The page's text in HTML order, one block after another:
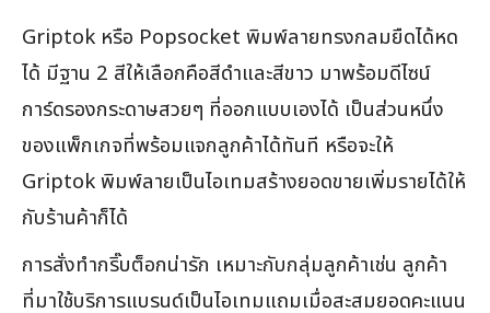
Griptok หรือ Popsocket พิมพ์ลายทรงกลมยืดได้หด
ได้ มีฐาน 2 สีให้เลือกคือสีดำและสีขาว มาพร้อมดีไซน์
การ์ดรองกระดาษสวยๆ ที่ออกแบบเองได้ เป็นส่วนหนึ่ง
ของแพ็กเกจที่พร้อมแจกลูกค้าได้ทันที หรือจะให้
Griptok พิมพ์ลายเป็นไอเทมสร้างยอดขายเพิ่มรายได้ให้
กับร้านค้าก็ได้
การสั่งทำกริ๊บต็อกน่ารัก เหมาะกับกลุ่มลูกค้าเช่น ลูกค้า
ที่มาใช้บริการแบรนด์เป็นไอเทมแถมเมื่อสะสมยอดคะแนน